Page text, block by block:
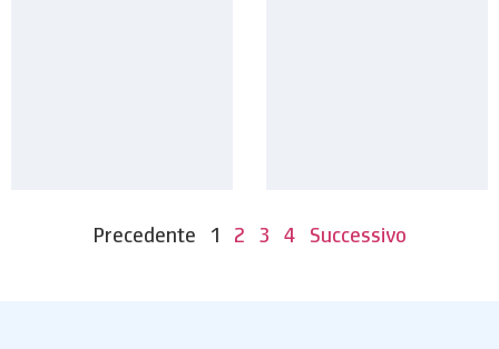
Precedente 1 2 3 4 Successivo